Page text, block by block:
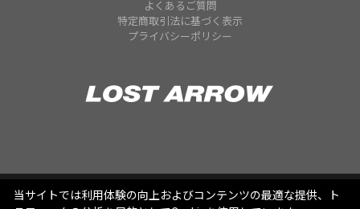
よくあるご質問
特定商取引法に基づく表示
プライバシーポリシー
当サイトでは利用体験の向上およびコンテンツの最適な提供、ト